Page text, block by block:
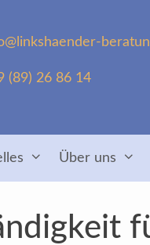
(89) 26 86 14
Über uns